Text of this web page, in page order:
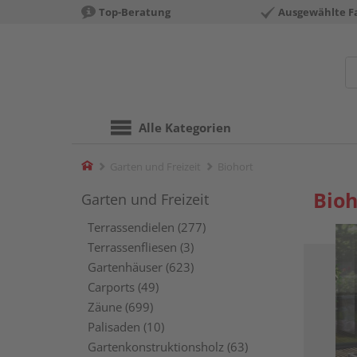
Top-Beratung Ausgewählte
Alle Kategorien
Home
Garten und Freizeit
Terrassendielen (277)
Terrassenfliesen (3)
Gartenhäuser (623)
Carports (49)
Zäune (699)
Palisaden (10)
Gartenkonstruktionsholz (63)